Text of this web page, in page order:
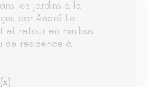
les jardins à la
par André Le
et retour en minibus
de résidence à